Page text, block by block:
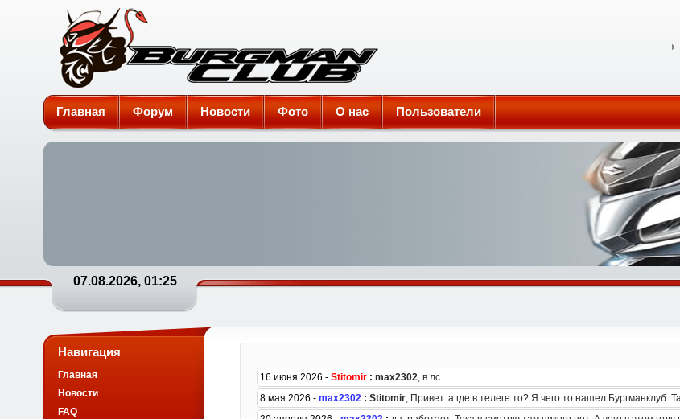
Burgman-Club
Главная Форум Новости Фото О нас Пользователи
07.08.2026, 01:25
Навигация
Главная
Новости
FAQ